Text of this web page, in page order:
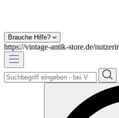
Brauche Hilfe?
https://vintage-antik-store.de/